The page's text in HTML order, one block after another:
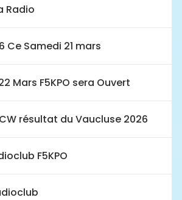
Radio
Ce Samedi 21 mars
Mars F5KPO sera Ouvert
résultat du Vaucluse 2026
F5KPO